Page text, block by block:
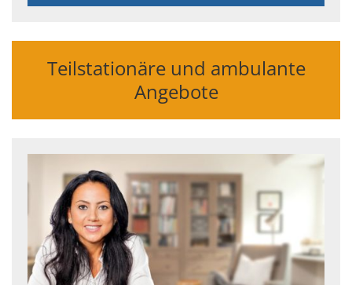
Teilstationäre und ambulante
Angebote